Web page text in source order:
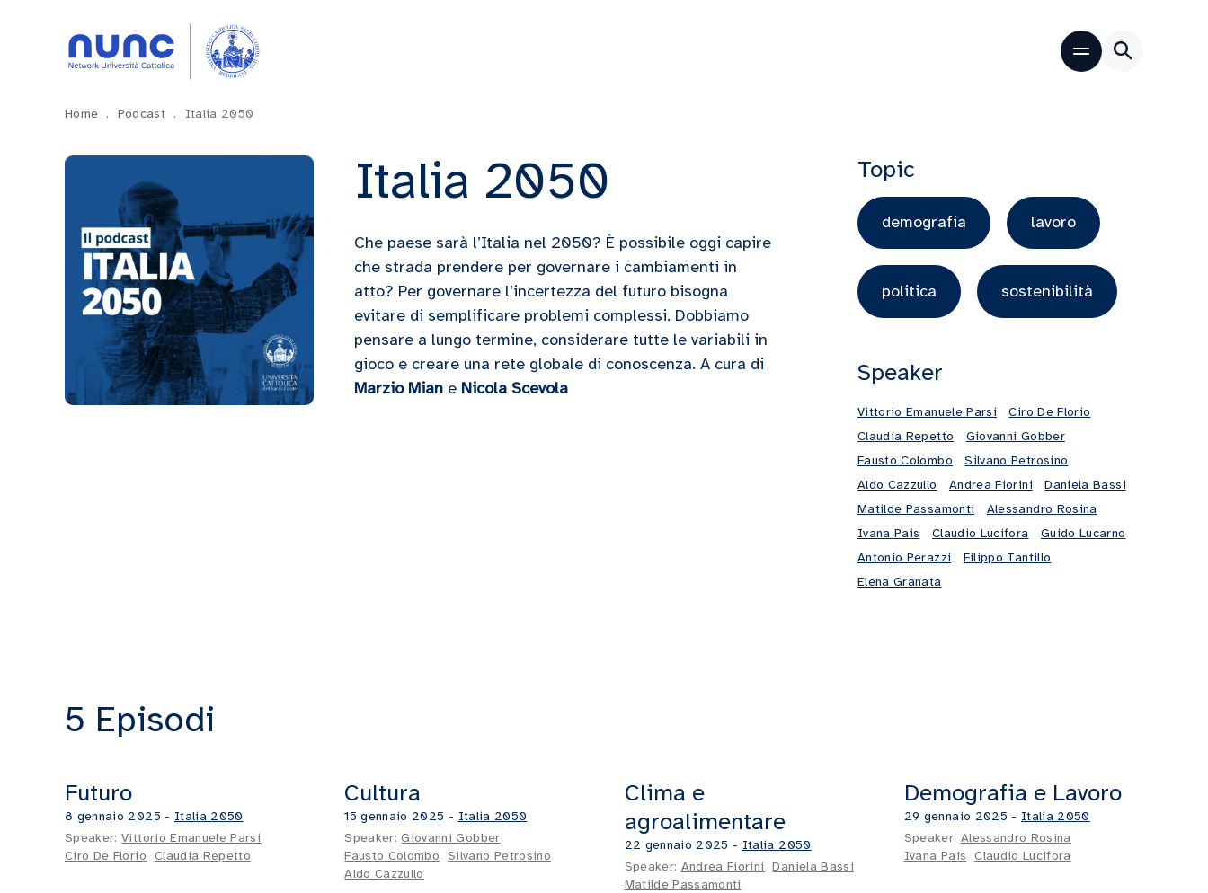
Home . Podcast . Italia 2050
Italia 2050
Che paese sarà l’Italia nel 2050? È possibile oggi capire
che strada prendere per governare i cambiamenti in
atto? Per governare l’incertezza del futuro bisogna
evitare di semplificare problemi complessi. Dobbiamo
pensare a lungo termine, considerare tutte le variabili in
gioco e creare una rete globale di conoscenza. A cura di
Marzio Mian e Nicola Scevola
Topic
demografia lavoro
politica sostenibilità
Speaker
Vittorio Emanuele Parsi
Ciro De Florio
Claudia Repetto
Giovanni Gobber
Fausto Colombo
Silvano Petrosino
Aldo Cazzullo
Andrea Fiorini
Daniela Bassi
Matilde Passamonti
Alessandro Rosina
Ivana Pais
Claudio Lucifora
Guido Lucarno
Antonio Perazzi
Filippo Tantillo
Elena Granata
5 Episodi
Futuro
8 gennaio 2025 - Italia 2050
Speaker:Vittorio Emanuele Parsi
Ciro De Florio Claudia Repetto
Cultura
15 gennaio 2025 - Italia 2050
Speaker:Giovanni Gobber
Fausto Colombo Silvano Petrosino
Aldo Cazzullo
Clima e
agroalimentare
22 gennaio 2025 - Italia 2050
Speaker: Andrea Fiorini
Daniela Bassi
Matilde Passamonti
18:20
Demografia e Lavoro
29 gennaio 2025 - Italia 2050
Speaker: Alessandro Rosina
Ivana Pais
Claudio Lucifora